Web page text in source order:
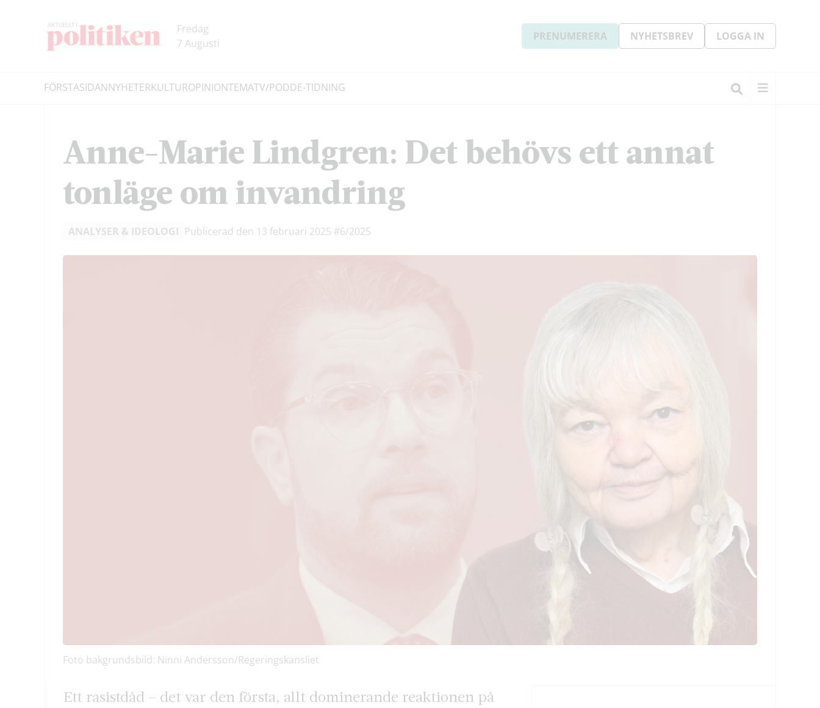
Fredag
7 Augusti
PRENUMERERA NYHETSBREV LOGGA IN
FÖRSTASIDANNYHETERKULTUROPINIONTEMATV/PODDE-TIDNING
Anne-Marie Lindgren: Det behövs ett annat
tonläge om invandring
ANALYSER & IDEOLOGI Publicerad den 13 februari 2025 #6/2025
Foto bakgrundsbild: Ninni Andersson/Regeringskansliet
Ett rasistdåd – det var den första, allt dominerande reaktionen på